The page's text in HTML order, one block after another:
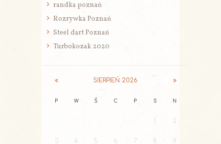
randka poznań
Rozrywka Poznań
Steel dart Poznań
Turbokozak 2020
SIERPIEŃ 2026
P W Ś C P S N
2
3 4 5 6 7 8 9